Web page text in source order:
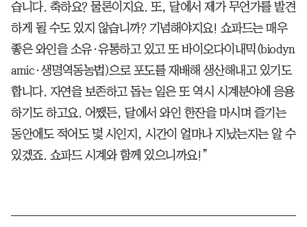
습니다. 축하요? 물론이지요. 또, 달에서 제가 무언가를 발견
하게 될 수도 있지 않습니까? 기념해야지요! 쇼파드는 매우
좋은 와인을 소유·유통하고 있고 또 바이오다이내믹(biodyn
amic·생명역동농법)으로 포도를 재배해 생산해내고 있기도
합니다. 자연을 보존하고 돕는 일은 또 역시 시계분야에 응용
하기도 하고요. 어쨌든, 달에서 와인 한잔을 마시며 즐기는
동안에도 적어도 몇 시인지, 시간이 얼마나 지났는지는 알 수
있겠죠. 쇼파드 시계와 함께 있으니까요!”